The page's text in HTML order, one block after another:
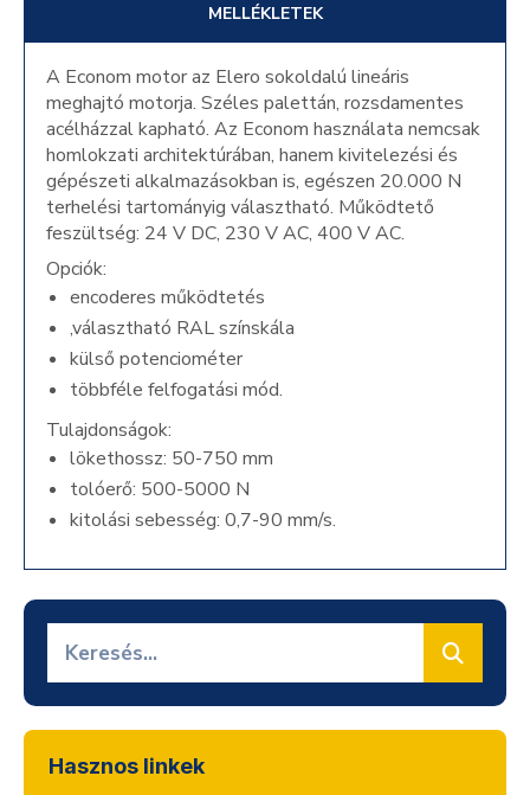
MELLÉKLETEK
A Econom motor az Elero sokoldalú lineáris
meghajtó motorja. Széles palettán, rozsdamentes
acélházzal kapható. Az Econom használata nemcsak
homlokzati architektúrában, hanem kivitelezési és
gépészeti alkalmazásokban is, egészen 20.000 N
terhelési tartományig választható. Működtető
feszültség: 24 V DC, 230 V AC, 400 V AC.
Opciók:
encoderes működtetés
,választható RAL színskála
külső potenciométer
többféle felfogatási mód.
Tulajdonságok:
lökethossz: 50-750 mm
tolóerő: 500-5000 N
kitolási sebesség: 0,7-90 mm/s.
Hasznos linkek